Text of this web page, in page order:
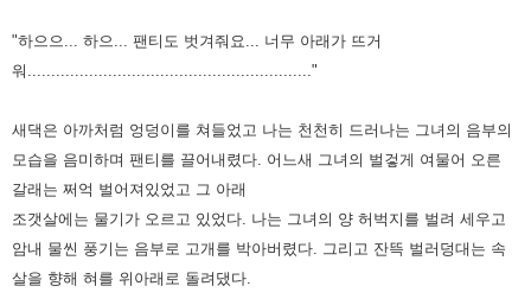
"하으으... 하으... 팬티도 벗겨줘요... 너무 아래가 뜨거
워............................................................"
새댁은 아까처럼 엉덩이를 쳐들었고 나는 천천히 드러나는 그녀의 음부의
모습을 음미하며 팬티를 끌어내렸다. 어느새 그녀의 벌겋게 여물어 오른
갈래는 쩌억 벌어져있었고 그 아래
조갯살에는 물기가 오르고 있었다. 나는 그녀의 양 허벅지를 벌려 세우고
암내 물씬 풍기는 음부로 고개를 박아버렸다. 그리고 잔뜩 벌러덩대는 속
살을 향해 혀를 위아래로 돌려댔다.